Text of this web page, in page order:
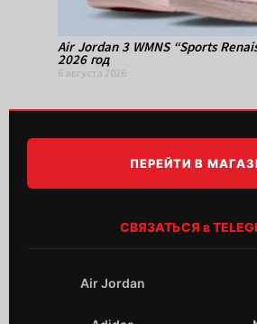
Air Jordan 3 WMNS “Sports
2026 год
6 августа 2026
ПЕРЕЙТИ В
СВЯЗАТЬСЯ в
Air Jordan